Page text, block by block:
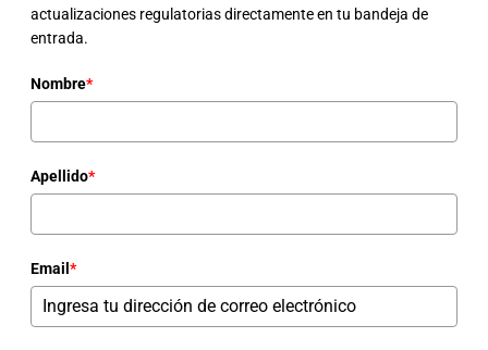
actualizaciones regulatorias directamente en tu bandeja de
entrada.
Nombre*
Apellido*
Email *